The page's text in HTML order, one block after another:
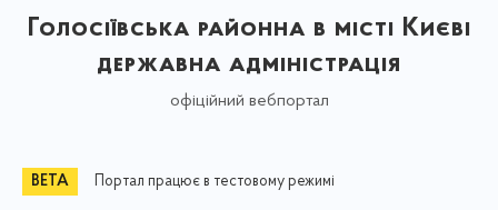
Голосіївська районна в місті Києві
державна адміністрація
офіційний вебпортал
Портал працює в тестовому режимі